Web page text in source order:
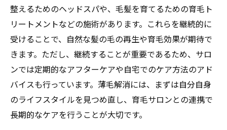
整えるためのヘッドスパや、毛髪を育てるための育毛ト
リートメントなどの施術があります。これらを継続的に
受けることで、自然な髪の毛の再生や育毛効果が期待で
きます。ただし、継続することが重要であるため、サロ
ンでは定期的なアフターケアや自宅でのケア方法のアド
バイスも行っています。薄毛解消には、まずは自分自身
のライフスタイルを見つめ直し、育毛サロンとの連携で
長期的なケアを行うことが大切です。